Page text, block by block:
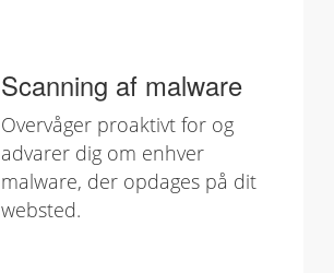
Scanning af malware
Overvåger proaktivt for og
advarer dig om enhver
malware, der opdages på dit
websted.